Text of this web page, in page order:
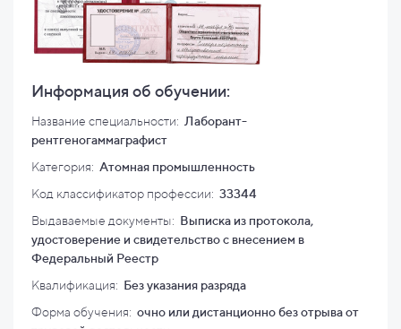
Информация об обучении:
Название специальности: Лаборант-
рентгеногаммаграфист
Категория: Атомная промышленность
Код классификатор профессии: 33344
Выдаваемые документы: Выписка из протокола,
удостоверение и свидетельство с внесением в
Федеральный Реестр
Квалификация: Без указания разряда
Форма обучения: очно или дистанционно без отрыва от